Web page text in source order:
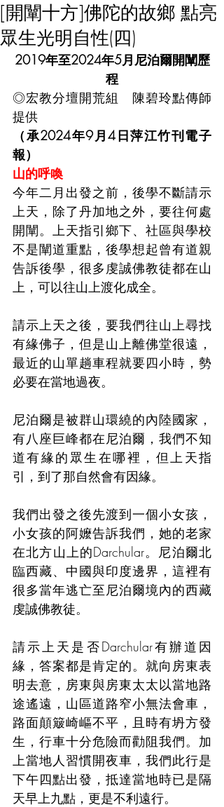
[開闡十方]佛陀的故鄉 點亮
眾生光明自性(四)
2019年至2024年5月尼泊爾開闡歷
程
◎宏教分壇開荒組　陳碧玲點傳師
提供
（承2024年9月4日萍江竹刊電子
報）
山的呼喚
今年二月出發之前，後學不斷請示
上天，除了丹加地之外，要往何處
開闡。上天指引鄉下、社區與學校
不是闡道重點，後學想起曾有道親
告訴後學，很多虔誠佛教徒都在山
上，可以往山上渡化成全。
請示上天之後，要我們往山上尋找
有緣佛子，但是山上離佛堂很遠，
最近的山單趟車程就要四小時，勢
必要在當地過夜。
尼泊爾是被群山環繞的內陸國家，
有八座巨峰都在尼泊爾，我們不知
道有緣的眾生在哪裡，但上天指
引，到了那自然會有因緣。
我們出發之後先渡到一個小女孩，
小女孩的阿嬤告訴我們，她的老家
在北方山上的Darchular。尼泊爾北
臨西藏、中國與印度邊界，這裡有
很多當年逃亡至尼泊爾境內的西藏
虔誠佛教徒。
請示上天是否Darchular有辦道因
緣，答案都是肯定的。就向房東表
明去意，房東與房東太太以當地路
途遙遠，山區道路窄小無法會車，
路面顛簸崎嶇不平，且時有坍方發
生，行車十分危險而勸阻我們。加
上當地人習慣開夜車，我們此行是
下午四點出發，抵達當地時已是隔
天早上九點，更是不利遠行。